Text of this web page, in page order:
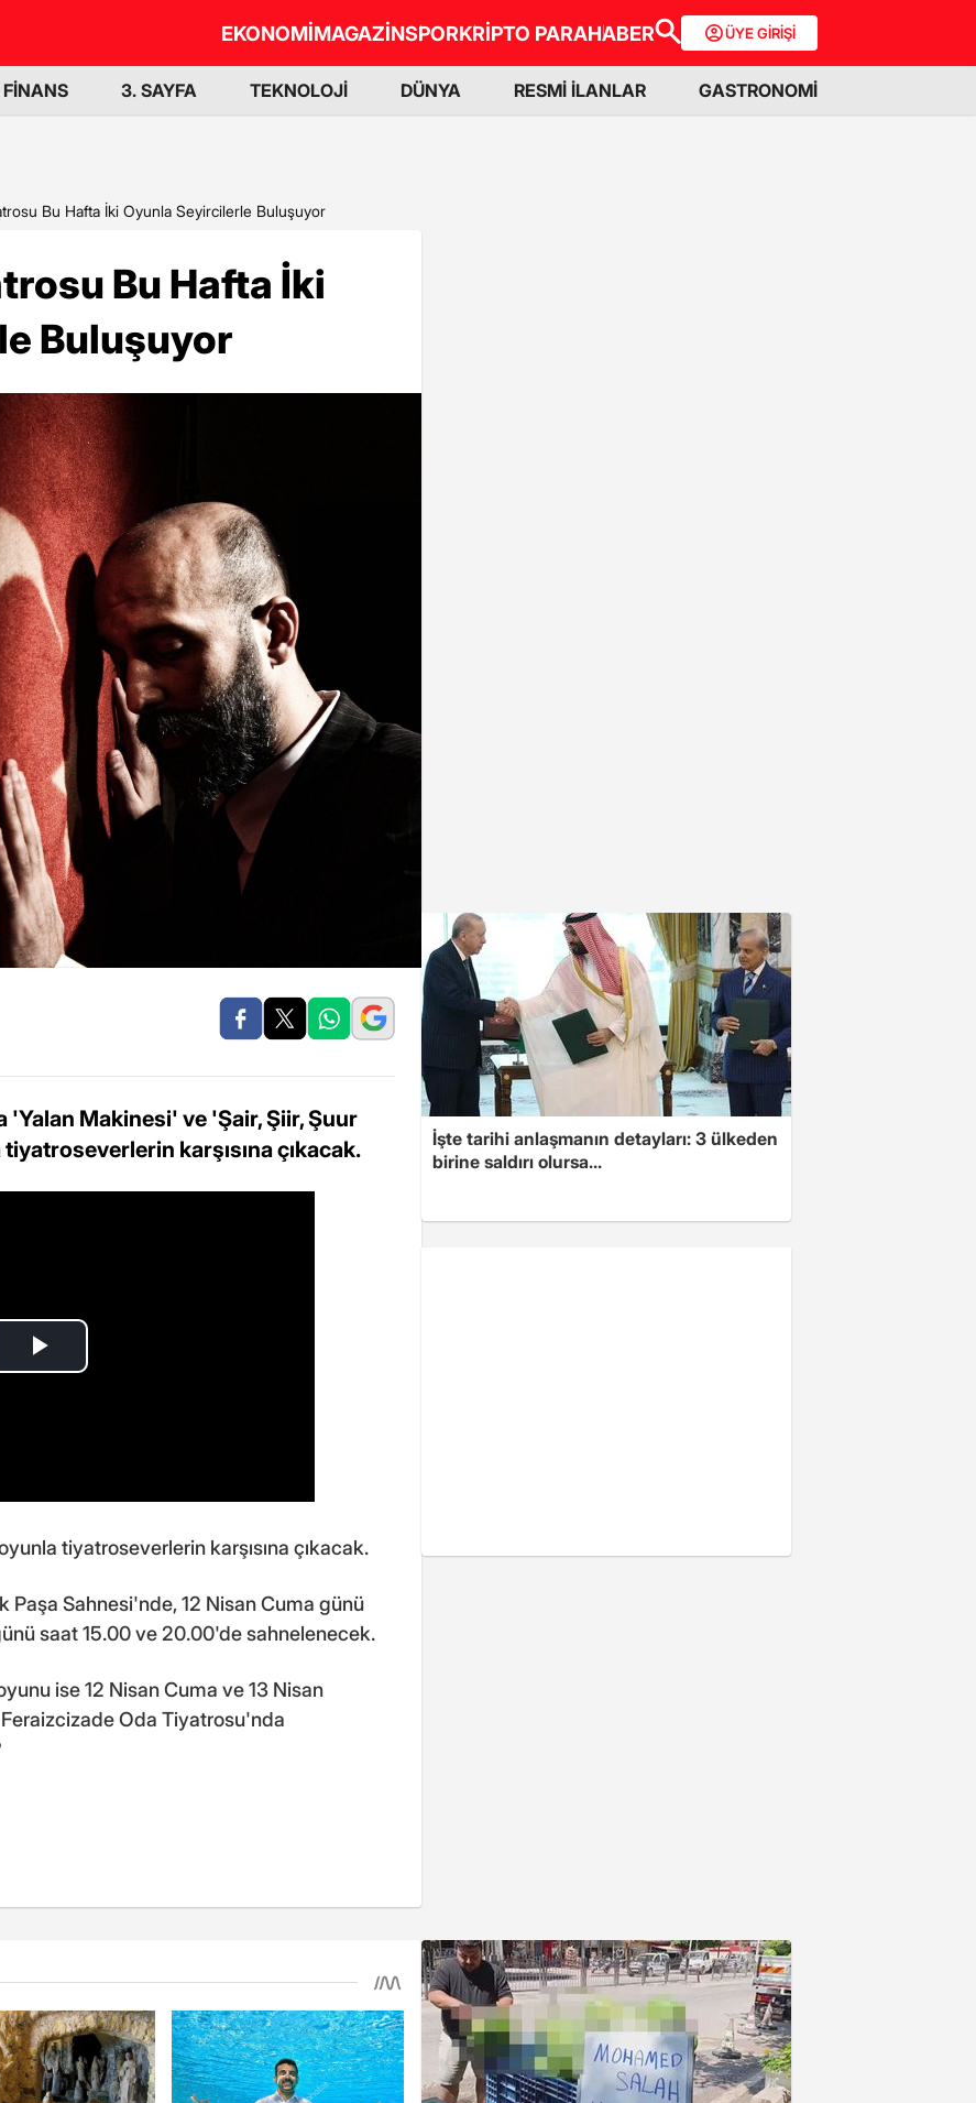
EKONOMİMAGAZİNSPORKRİPTO PARAHABER ÜYE GİRİŞİ
FİNANS 3. SAYFA TEKNOLOJİ DÜNYA RESMİ İLANLAR GASTRONOMİ
Bu Hafta İki Oyunla Seyircilerle Buluşuyor
Bu Hafta İki
Buluşuyor
Makinesi' ve 'Şair, Şiir, Şuur
karşısına çıkacak.
tiyatroseverlerin karşısına çıkacak.
Sahnesi'nde, 12 Nisan Cuma günü
saat 15.00 ve 20.00'de sahnelenecek.
ise 12 Nisan Cuma ve 13 Nisan
Oda Tiyatrosu'nda
İşte tarihi anlaşmanın detayları: 3 ülkeden
birine saldırı olursa...